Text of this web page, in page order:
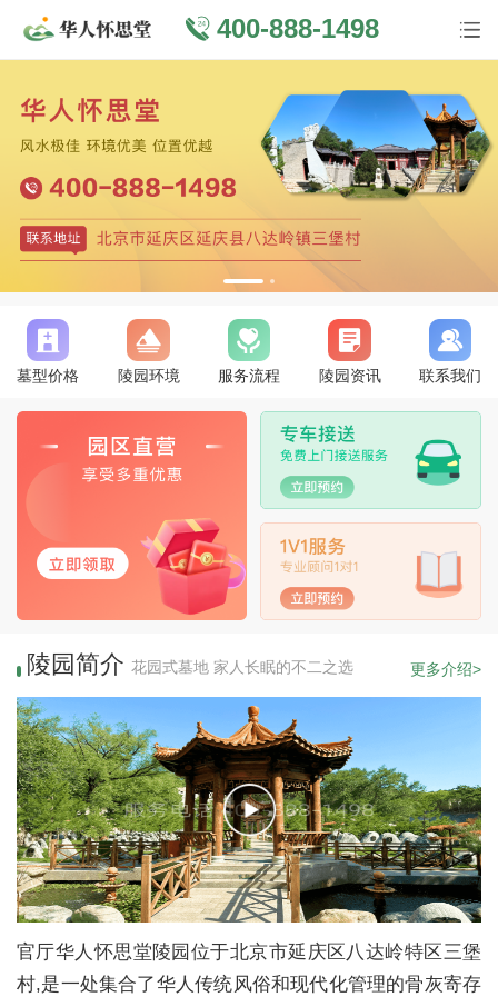
400-888-1498
墓型价格 陵园环境 服务流程 陵园资讯 联系我们
陵园简介 花园式墓地 家人长眠的不二之选 更多介绍>
官厅华人怀思堂陵园位于北京市延庆区八达岭特区三堡
村,是一处集合了华人传统风俗和现代化管理的骨灰寄存